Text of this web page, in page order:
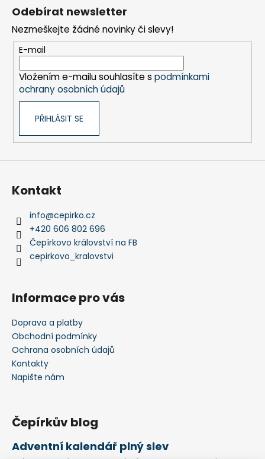
Odebírat newsletter
Nezmeškejte žádné novinky či slevy!
E-mail
Vložením e-mailu souhlasíte s podmínkami
ochrany osobních údajů
PŘIHLÁSIT SE
Kontakt
info@cepirko.cz
+420 606 802 696
Čepírkovo království na FB
cepirkovo_kralovstvi
Informace pro vás
Doprava a platby
Obchodní podmínky
Ochrana osobních údajů
Kontakty
Napište nám
Čepírkův blog
Adventní kalendář plný slev